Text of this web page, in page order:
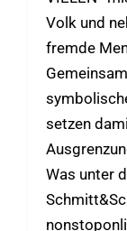
Volk und
fremde
setzen
Was unter